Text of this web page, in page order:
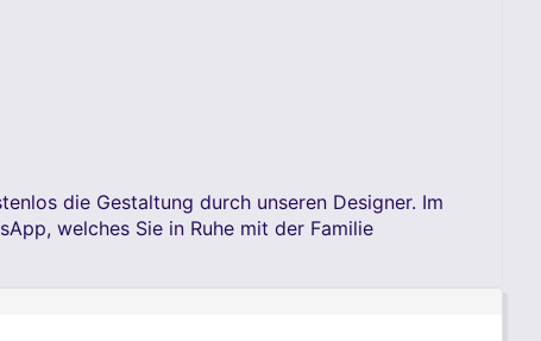
die Gestaltung durch unseren Designer. Im
welches Sie in Ruhe mit der Familie